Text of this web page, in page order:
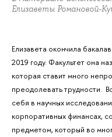
Елизаветы Романовой-
Елизавета окончила
2019 году. Факультет она
которая ставит много
преодолевать трудности.
себя в научных
корпоративных финансах,
предметом, который во